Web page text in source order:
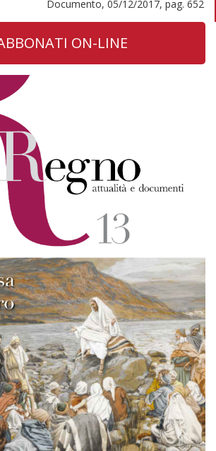
Documento, 05/12/2017, pag. 652
ON-LINE